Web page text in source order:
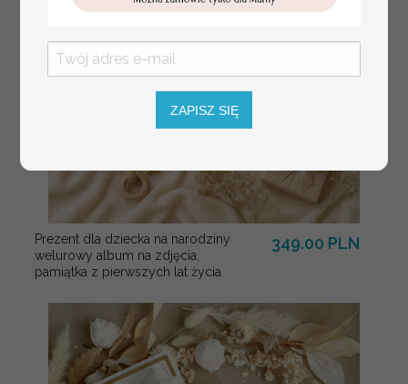
Prezent dla dziecka na narodziny
welurowy album na zdjęcia,
pamiątka z pierwszych lat życia
349.00 PLN
ZAPISZ SIĘ